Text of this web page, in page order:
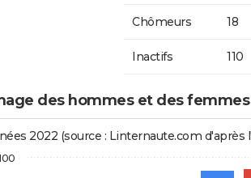
Chômeurs 18
Inactifs 110
des hommes et des
2022 (source : Linternaute.com d'après